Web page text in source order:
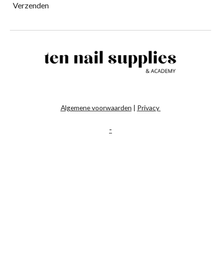
Verzenden
Algemene voorwaarden | Privacy
-